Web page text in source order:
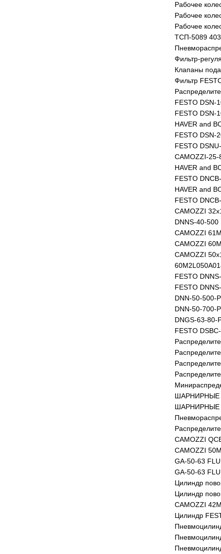
Рабочее
Рабочее
Рабочее
ТСП-5089
Фильтр-
Клапаны
Фильтр
FESTO DSN-
FESTO DSN-
HAVER and
FESTO DSN-
FESTO
CAMOZZI-25-
HAVER and
FESTO
HAVER and
FESTO
CAMOZZI
DNNS-40-500
CAMOZZI
CAMOZZI
CAMOZZI
FESTO
FESTO
DNN-50-500-
DNN-50-700-
DNGS-63-80-
FESTO
ШАРНИРНЫЕ
ШАРНИРНЫЕ
CAMOZZI
CAMOZZI
GA-50-63
GA-50-63
Цилиндр
Цилиндр
CAMOZZI
Цилиндр